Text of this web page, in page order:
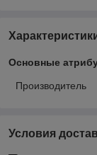
Основные
Производитель
Условия